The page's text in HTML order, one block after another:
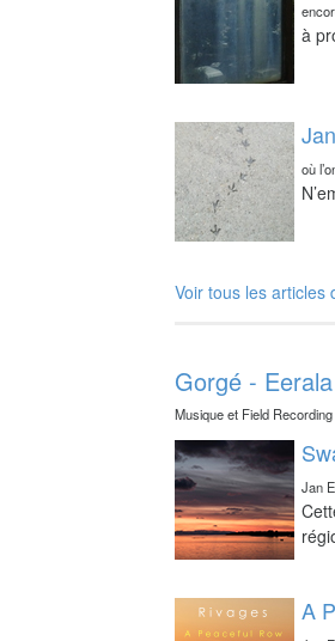
à
où
Voir tous les articles
Gorgé - Eerala
Musique et Field Recording
Jan
A